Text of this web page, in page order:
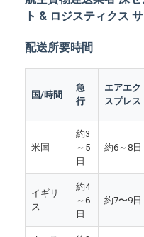
ト & ロジスティクス
配送所要時間
国/時間
急
行
エアエク
スプレス
米国
約3
～5
日
約6～8日
イギリ
ス
約4
～6
日
約7〜9日